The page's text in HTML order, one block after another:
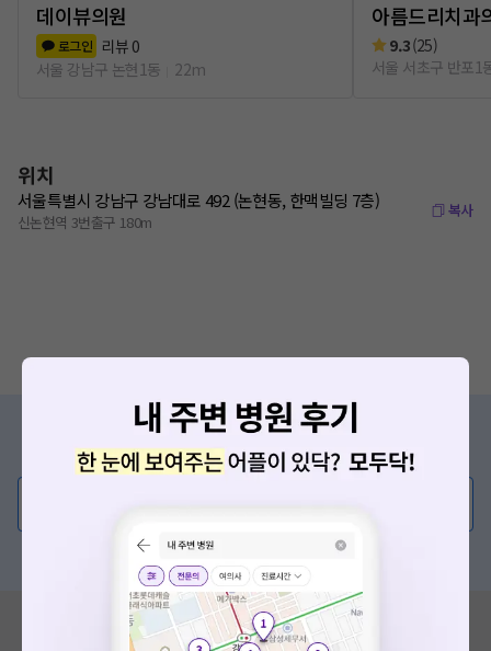
데이뷰의원
로그인 리뷰 0
서울 강남구 논현1동
22m
아름드리치과
9.3(25)
서울 서초구 반포1
위치
서울특별시 강남구 강남대로 492 (논현동, 한맥빌딩 7층)
신논현역 3번출구 180m
복사
증상/치료, 궁금한 점이 있나요?
의사가 직접 답해드려요!
혹은, 의료상담 서비스에 다양한 게시글 보러가기
혹시 잘못된 병원정보가 있나요?
모두닥 팀에 알려주세요!